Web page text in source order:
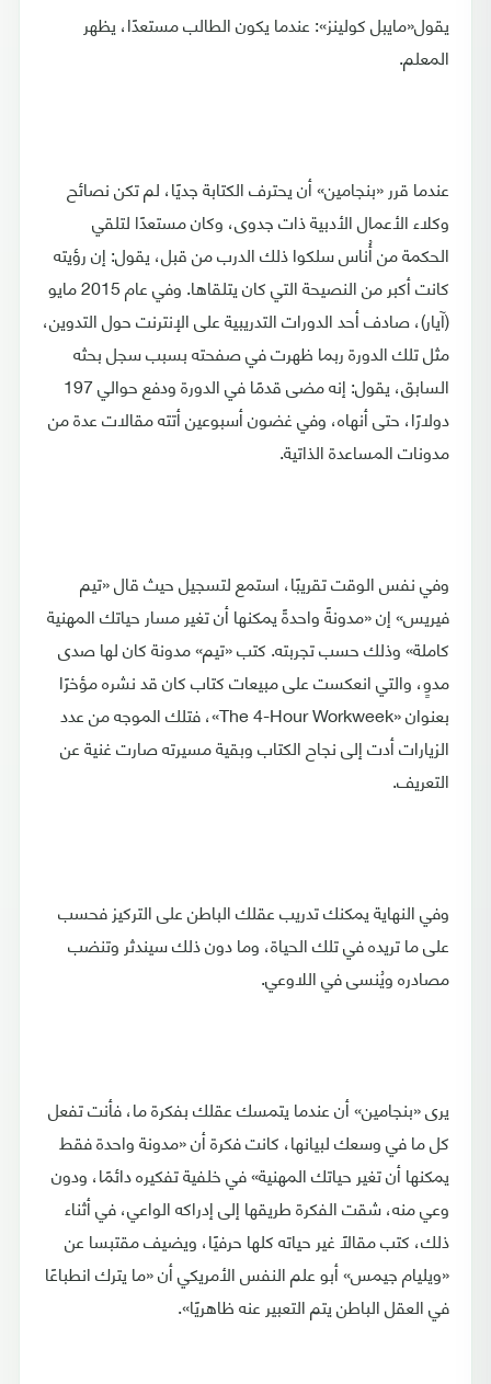
يقول«مايبل كولينز»: عندما يكون الطالب مستعدًا، يظهر
المعلم.
عندما قرر «بنجامين» أن يحترف الكتابة جديًا، لم تكن نصائح
وكلاء الأعمال الأدبية ذات جدوى، وكان مستعدًا لتلقي
الحكمة من أُناس سلكوا ذلك الدرب من قبل، يقول: إن رؤيته
كانت أكبر من النصيحة التي كان يتلقاها. وفي عام 2015 مايو
(آيار)، صادف أحد الدورات التدريبية على الإنترنت حول التدوين،
مثل تلك الدورة ربما ظهرت في صفحته بسبب سجل بحثه
السابق، يقول: إنه مضى قدمًا في الدورة ودفع حوالي 197
دولارًا، حتى أنهاه، وفي غضون أسبوعين أتته مقالات عدة من
مدونات المساعدة الذاتية.
وفي نفس الوقت تقريبًا، استمع لتسجيل حيث قال «تيم
فيريس» إن «مدونةً واحدةً يمكنها أن تغير مسار حياتك المهنية
كاملة» وذلك حسب تجربته. كتب «تيم» مدونة كان لها صدى
مدوٍ، والتي انعكست على مبيعات كتاب كان قد نشره مؤخرًا
بعنوان «The 4-Hour Workweek»، فتلك الموجه من عدد
الزيارات أدت إلى نجاح الكتاب وبقية مسيرته صارت غنية عن
التعريف.
وفي النهاية يمكنك تدريب عقلك الباطن على التركيز فحسب
على ما تريده في تلك الحياة، وما دون ذلك سيندثر وتنضب
مصادره ويُنسى في اللاوعي.
يرى «بنجامين» أن عندما يتمسك عقلك بفكرة ما، فأنت تفعل
كل ما في وسعك لبيانها، كانت فكرة أن «مدونة واحدة فقط
يمكنها أن تغير حياتك المهنية» في خلفية تفكيره دائمًا، ودون
وعي منه، شقت الفكرة طريقها إلى إدراكه الواعي، في أثناء
ذلك، كتب مقالًا غير حياته كلها حرفيًا، ويضيف مقتبسا عن
«ويليام جيمس» أبو علم النفس الأمريكي أن «ما يترك انطباعًا
في العقل الباطن يتم التعبير عنه ظاهريًا».